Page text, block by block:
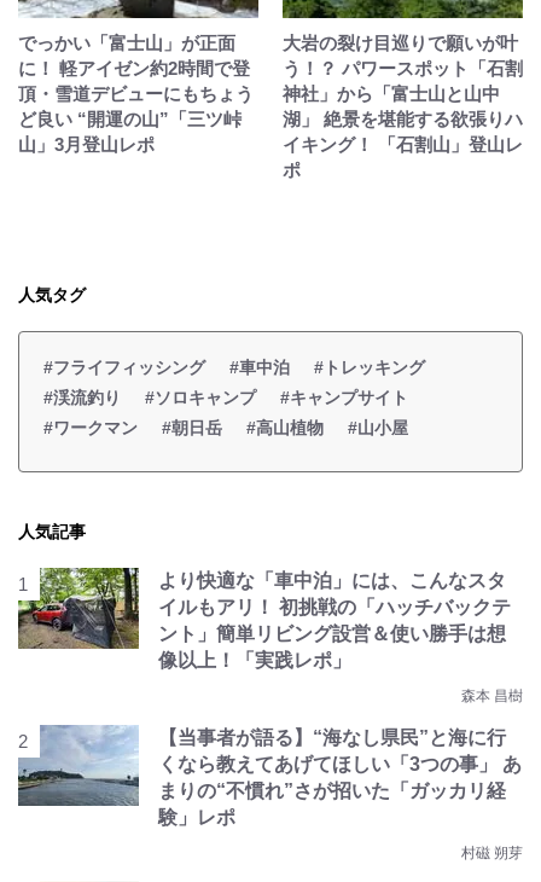
でっかい「富士山」が正面
に！ 軽アイゼン約2時間で登
頂・雪道デビューにもちょう
ど良い “開運の山”「三ツ峠
山」3月登山レポ
大岩の裂け目巡りで願いが叶
う！？ パワースポット「石割
神社」から「富士山と山中
湖」 絶景を堪能する欲張りハ
イキング！ 「石割山」登山レ
ポ
人気タグ
#フライフィッシング #車中泊
#トレッキング
#渓流釣り
#ソロキャンプ
#キャンプサイト
#ワークマン
#朝日岳 #高山植物 #山小屋
人気記事
より快適な「車中泊」には、こんなスタ
イルもアリ！ 初挑戦の「ハッチバックテ
ント」簡単リビング設営＆使い勝手は想
像以上！「実践レポ」
森本 昌樹
【当事者が語る】“海なし県民”と海に行
くなら教えてあげてほしい「3つの事」 あ
まりの“不慣れ”さが招いた「ガッカリ経
験」レポ
村磁 朔芽